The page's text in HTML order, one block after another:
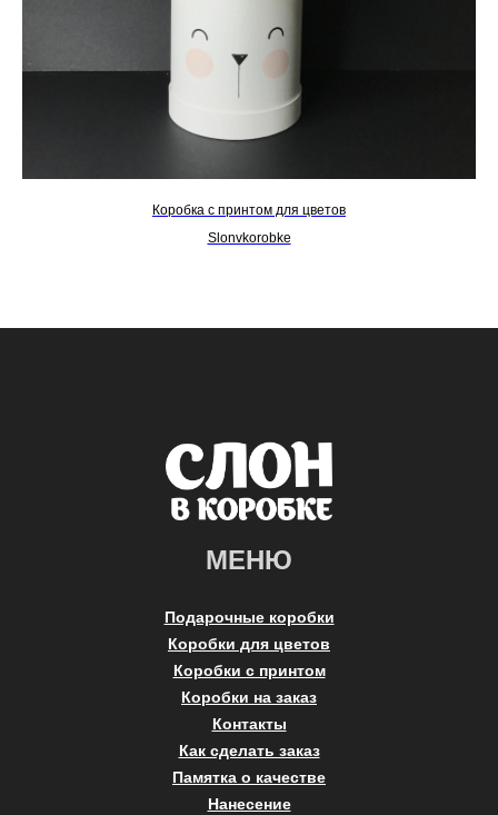
Коробка с принтом для цветов
Slonvkorobke
МЕНЮ
Подарочные коробки
Коробки для цветов
Коробки с принтом
Коробки на заказ
Контакты
Как сделать заказ
Памятка о качестве
Нанесение